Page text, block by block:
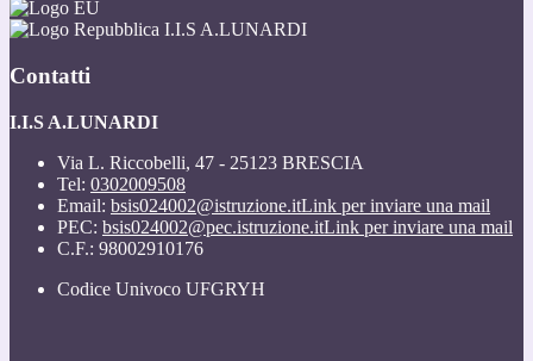
I.I.S A.LUNARDI
Contatti
I.I.S A.LUNARDI
Via L. Riccobelli, 47 - 25123 BRESCIA
Tel: 0302009508
Email: bsis024002@istruzione.itLink per inviare una mail
PEC: bsis024002@pec.istruzione.itLink per inviare una mail
C.F.: 98002910176
Codice Univoco UFGRYH